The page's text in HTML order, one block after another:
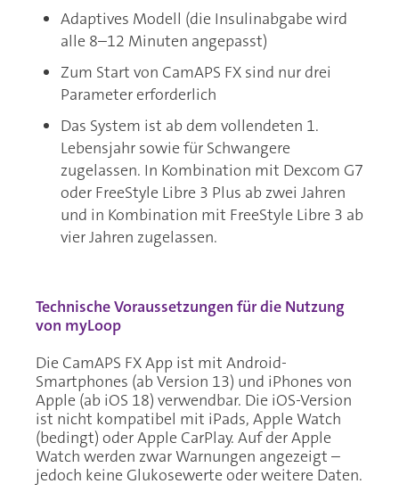
Adaptives Modell (die Insulinabgabe wird
alle 8–12 Minuten angepasst)
Zum Start von CamAPS FX sind nur drei
Parameter erforderlich
Das System ist ab dem vollendeten 1.
Lebensjahr sowie für Schwangere
zugelassen. In Kombination mit Dexcom G7
oder FreeStyle Libre 3 Plus ab zwei Jahren
und in Kombination mit FreeStyle Libre 3 ab
vier Jahren zugelassen.
Technische Voraussetzungen für die Nutzung
von myLoop
Die CamAPS FX App ist mit Android-
Smartphones (ab Version 13) und iPhones von
Apple (ab iOS 18) verwendbar. Die iOS-Version
ist nicht kompatibel mit iPads, Apple Watch
(bedingt) oder Apple CarPlay. Auf der Apple
Watch werden zwar Warnungen angezeigt –
jedoch keine Glukosewerte oder weitere Daten.